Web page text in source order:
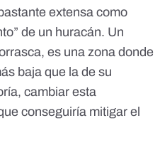
extensa como
de un huracán. Un
, es una zona donde
baja que la de su
cambiar esta
conseguiría mitigar el